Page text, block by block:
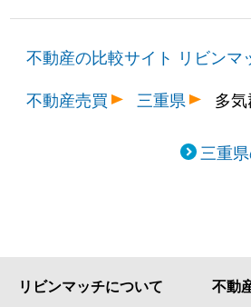
不動産の比較サイト リビンマ
不動産売買
三重県 多
三重
リビンマッチについて 不動